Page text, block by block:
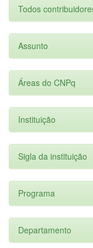
Todos
Assunto
Áreas do CNPq
Instituição
Sigla da instituição
Programa
Departamento